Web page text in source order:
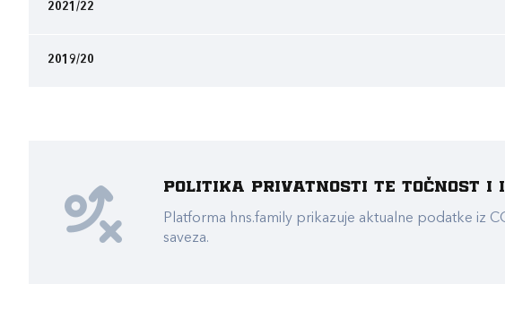
2021/22
2019/20
Politika privatnosti te točnost i
Platforma hns.family prikazuje aktualne podatke iz
saveza.